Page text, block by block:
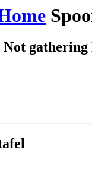
gathering